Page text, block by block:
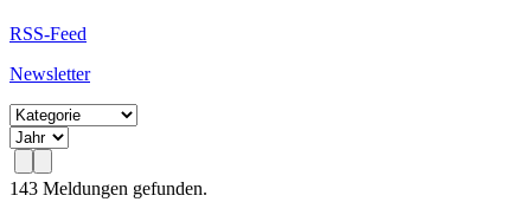
RSS-Feed
Newsletter
143 Meldungen gefunden.